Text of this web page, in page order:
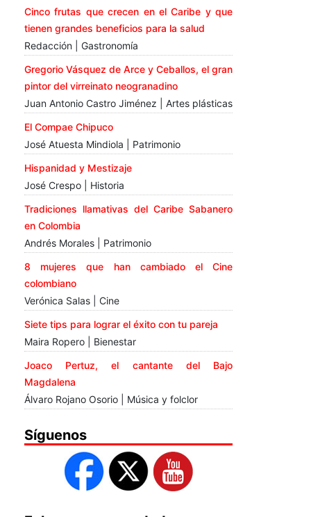
Cinco frutas que crecen en el Caribe y que
tienen grandes beneficios para la salud
Redacción | Gastronomía
Gregorio Vásquez de Arce y Ceballos, el gran
pintor del virreinato neogranadino
Juan Antonio Castro Jiménez | Artes plásticas
El Compae Chipuco
José Atuesta Mindiola | Patrimonio
Hispanidad y Mestizaje
José Crespo | Historia
Tradiciones llamativas del Caribe Sabanero
en Colombia
Andrés Morales | Patrimonio
8 mujeres que han cambiado el Cine
colombiano
Verónica Salas | Cine
Siete tips para lograr el éxito con tu pareja
Maira Ropero | Bienestar
Joaco Pertuz, el cantante del Bajo
Magdalena
Álvaro Rojano Osorio | Música y folclor
Síguenos